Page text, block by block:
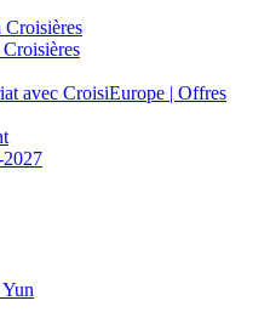
Croisières
avec CroisiEurope | Offres